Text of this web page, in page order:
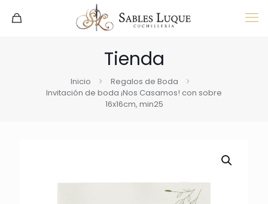
Tienda
Inicio
Regalos de Boda
Invitación de boda ¡Nos Casamos! con sobre
16x16cm, min25